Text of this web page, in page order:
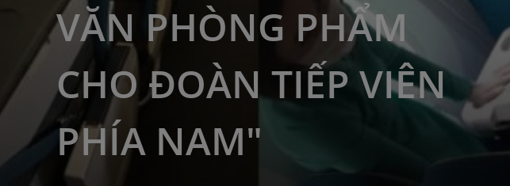
VĂN PHÒNG PHẨM
CHO ĐOÀN TIẾP VIÊN
PHÍA NAM"